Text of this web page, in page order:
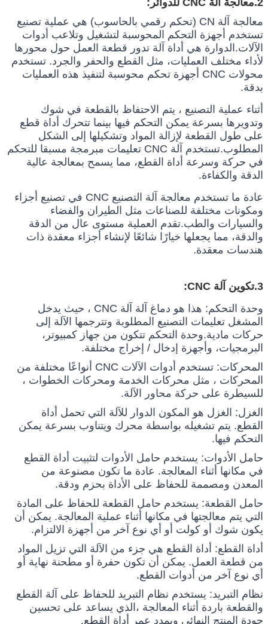
بدقة.
الدقة والكفاءة.
هندسات معقدة.
3.تكوين آلة CNC:
البرمجيات، وأجهزة إدخال / إخراج مختلفة.
للسيطرة على حركة محاور الآلة.
التحكم فيها.
المعدن ومصممة للحفاظ على الأداة بحزم ودقة.
يكون شوك أو كولت أو أي نوع آخر من أجهزة الالتزام.
أي نوع آخر من أدوات القطع.
جودة المنتج النهائي ويمدد عمر أداة القطع.